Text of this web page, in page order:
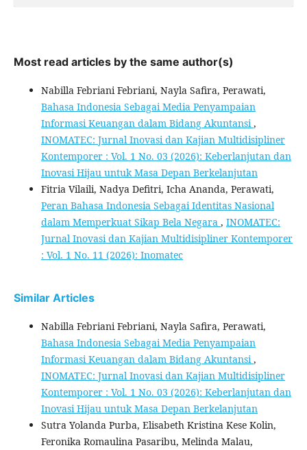
Most read articles by the same author(s)
Nabilla Febriani Febriani, Nayla Safira, Perawati,
Bahasa Indonesia Sebagai Media Penyampaian
Informasi Keuangan dalam Bidang Akuntansi,
INOMATEC: Jurnal Inovasi dan Kajian Multidisipliner
Kontemporer : Vol. 1 No. 03 (2026): Keberlanjutan dan
Inovasi Hijau untuk Masa Depan Berkelanjutan
Fitria Vilaili, Nadya Defitri, Icha Ananda, Perawati,
Peran Bahasa Indonesia Sebagai Identitas Nasional
dalam Memperkuat Sikap Bela Negara , INOMATEC:
Jurnal Inovasi dan Kajian Multidisipliner Kontemporer
: Vol. 1 No. 11 (2026): Inomatec
Similar Articles
Nabilla Febriani Febriani, Nayla Safira, Perawati,
Bahasa Indonesia Sebagai Media Penyampaian
Informasi Keuangan dalam Bidang Akuntansi,
INOMATEC: Jurnal Inovasi dan Kajian Multidisipliner
Kontemporer : Vol. 1 No. 03 (2026): Keberlanjutan dan
Inovasi Hijau untuk Masa Depan Berkelanjutan
Sutra Yolanda Purba, Elisabeth Kristina Kese Kolin,
Feronika Romaulina Pasaribu, Melinda Malau,